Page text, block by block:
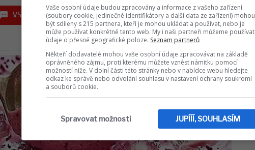
VSTOUPIT DO DISKUZE (0 PŘÍSPĚVKŮ)
Vaše osobní údaje budou zpracovány a informace z vašeho zařízení
(soubory cookie, jedinečné identifikátory a další data ze zařízení) mohou
být sdíleny s 215 partnera, kteří je mohou ukládat a používat, nebo je
může používat konkrétně tento web. My i naši partneři můžeme používat
údaje o přesné geografické poloze. Seznam partnerů
Někteří dodavatelé mohou vaše osobní údaje zpracovávat na základě
oprávněného zájmu, proti kterému můžete vznést námitku pomocí
možností níže. V dolní části této stránky nebo v nabídce webu hledejte
odkaz ke správě nebo odvolání souhlasu v nastavení ochrany soukromí
a souborů cookie.
JUPÍÍÍ, SOUHLASÍM
Spravovat možnosti